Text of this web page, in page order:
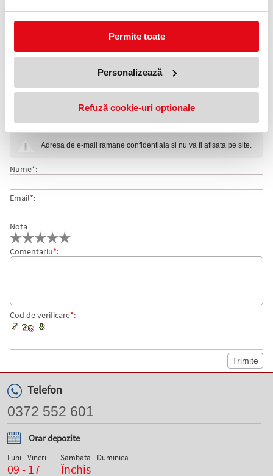
Permite toate
Personalizează
Refuză cookie-uri optionale
Elimina riscul contaminarilor.
· Cantitate: 250 buc.
COMENTARII COLACI DIN HARTIE PENTRU CAPAC WC
250 BUCATI/SET 750160 TORK
Adresa de e-mail ramane confidentiala si nu va fi afisata pe site.
Nume*:
Email*:
Nota
Comentariu*:
Cod de verificare*:
Telefon
0372 552 601
Orar depozite
Luni - Vineri
09 - 17
Sambata - Duminica
Închis